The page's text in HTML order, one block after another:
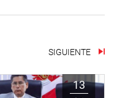
SIGUIENTE
13